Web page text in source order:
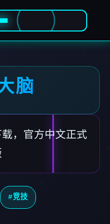
脑
，官方中文正式
#竞技